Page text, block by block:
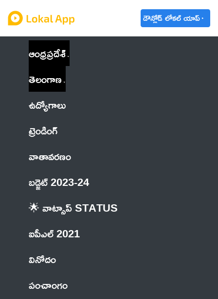
డౌన్లోడ్ లోకల్ యాప్
ఆంధ్రప్రదేశ్
తెలంగాణ
ఉద్యోగాలు
ట్రెండింగ్
వాతావరణం
బడ్జెట్ 2023-24
🌟 వాట్సాప్ STATUS
ఐపీఎల్ 2021
వినోదం
పంచాంగం